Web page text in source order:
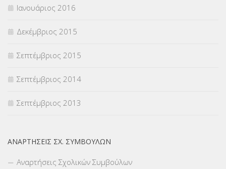
Ιανουάριος 2016
Δεκέμβριος 2015
Σεπτέμβριος 2015
Σεπτέμβριος 2014
Σεπτέμβριος 2013
ΑΝΑΡΤΉΣΕΙΣ ΣΧ. ΣΥΜΒΟΎΛΩΝ
Αναρτήσεις Σχολικών Συμβούλων